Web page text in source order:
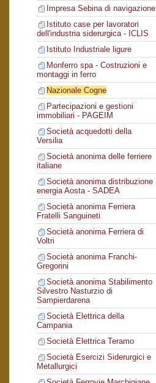
Impresa Sebina di navigazione
Istituto case per lavoratori
dell'industria siderurgica - ICLIS
Istituto Industriale ligure
Monferro spa - Costruzioni e
montaggi in ferro
Nazionale Cogne
Partecipazioni e gestioni
immobiliari - PAGEIM
Società acquedotti della
Versilia
Società anonima delle ferriere
italiane
Società anonima distribuzione
energia Aosta - SADEA
Società anonima Ferriera
Fratelli Sanguineti
Società anonima Ferriera di
Voltri
Società anonima Franchi-
Gregorini
Società anonima Stabilimento
Silvestro Nasturzio di
Sampierdarena
Società Elettrica della
Campania
Società Elettrica Teramo
Società Esercizi Siderurgici e
Metallurgici